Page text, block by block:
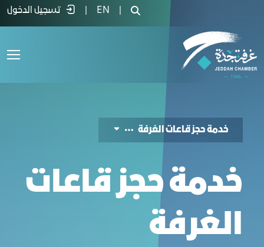
خدمة حجز قاعة - غرفة جدةEN تسجيل الدخول
خدمة حجز قاعات الغرفة
خدمة حجز قاعات
الغرفة